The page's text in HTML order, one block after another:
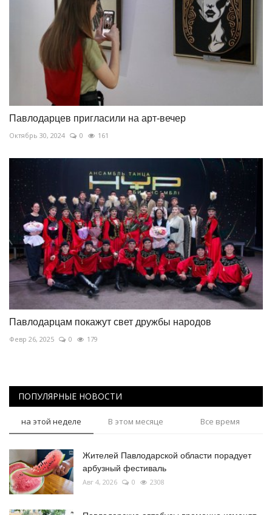
Павлодарцев пригласили на арт-вечер
Октябрь 30, 2024 0 161
Павлодарцам покажут свет дружбы народов
Февр 26, 2025 0 179
ПОПУЛЯРНЫЕ НОВОСТИ
на этой неделе В этом месяце Все время
Жителей Павлодарской области порадует
арбузный фестиваль
Авг 4, 2026 0 2308